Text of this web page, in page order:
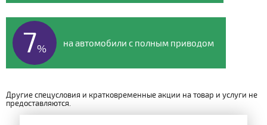
7% на автомобили с полным приводом
Другие спецусловия и кратковременные акции на товар и услуги не
предоставляются.